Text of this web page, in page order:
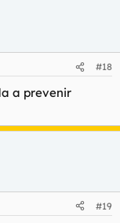
fue usado, etc.
culo explota,
#18
a prevenir
#19